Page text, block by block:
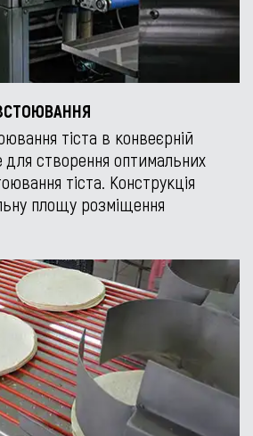
тіста в конвеєрній
для створення оптимальних
тіста. Конструкція
площу розміщення